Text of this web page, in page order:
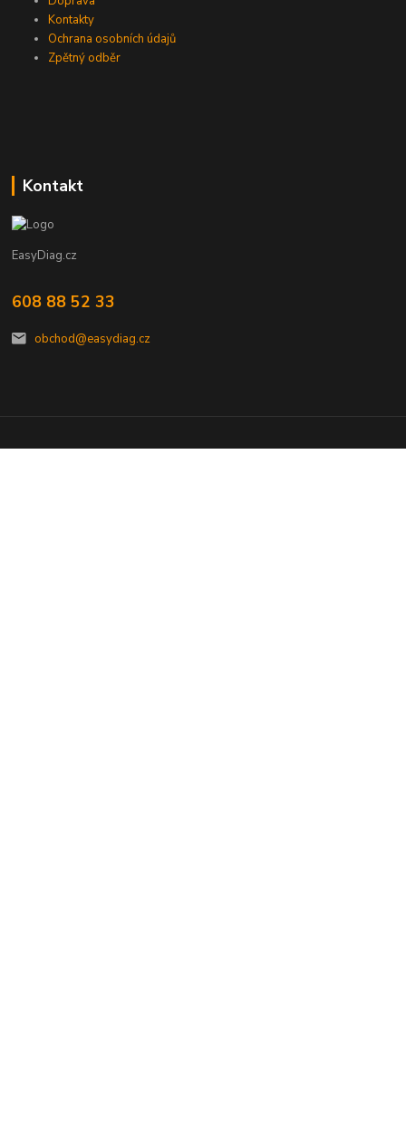
Kontakty
Ochrana osobních údajů
Zpětný odběr
Kontakt
EasyDiag.cz
608 88 52 33
obchod@easydiag.cz